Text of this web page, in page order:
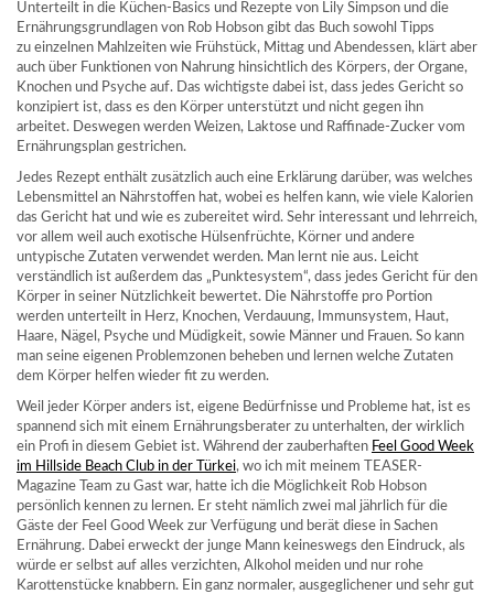
Unterteilt in die Küchen-Basics und Rezepte von Lily Simpson und die
Ernährungsgrundlagen von Rob Hobson gibt das Buch sowohl Tipps
zu einzelnen Mahlzeiten wie Frühstück, Mittag und Abendessen, klärt aber
auch über Funktionen von Nahrung hinsichtlich des Körpers, der Organe,
Knochen und Psyche auf. Das wichtigste dabei ist, dass jedes Gericht so
konzipiert ist, dass es den Körper unterstützt und nicht gegen ihn
arbeitet. Deswegen werden Weizen, Laktose und Raffinade-Zucker vom
Ernährungsplan gestrichen.
Jedes Rezept enthält zusätzlich auch eine Erklärung darüber, was welches
Lebensmittel an Nährstoffen hat, wobei es helfen kann, wie viele Kalorien
das Gericht hat und wie es zubereitet wird. Sehr interessant und lehrreich,
vor allem weil auch exotische Hülsenfrüchte, Körner und andere
untypische Zutaten verwendet werden. Man lernt nie aus. Leicht
verständlich ist außerdem das „Punktesystem“, dass jedes Gericht für den
Körper in seiner Nützlichkeit bewertet. Die Nährstoffe pro Portion
werden unterteilt in Herz, Knochen, Verdauung, Immunsystem, Haut,
Haare, Nägel, Psyche und Müdigkeit, sowie Männer und Frauen. So kann
man seine eigenen Problemzonen beheben und lernen welche Zutaten
dem Körper helfen wieder fit zu werden.
Weil jeder Körper anders ist, eigene Bedürfnisse und Probleme hat, ist es
spannend sich mit einem Ernährungsberater zu unterhalten, der wirklich
ein Profi in diesem Gebiet ist. Während der zauberhaften Feel Good Week
im Hillside Beach Club in der Türkei, wo ich mit meinem TEASER-
Magazine Team zu Gast war, hatte ich die Möglichkeit Rob Hobson
persönlich kennen zu lernen. Er steht nämlich zwei mal jährlich für die
Gäste der Feel Good Week zur Verfügung und berät diese in Sachen
Ernährung. Dabei erweckt der junge Mann keineswegs den Eindruck, als
würde er selbst auf alles verzichten, Alkohol meiden und nur rohe
Karottenstücke knabbern. Ein ganz normaler, ausgeglichener und sehr gut